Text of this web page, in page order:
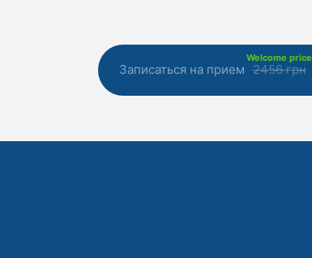
Записаться на прием
Welcome price
2456 грн